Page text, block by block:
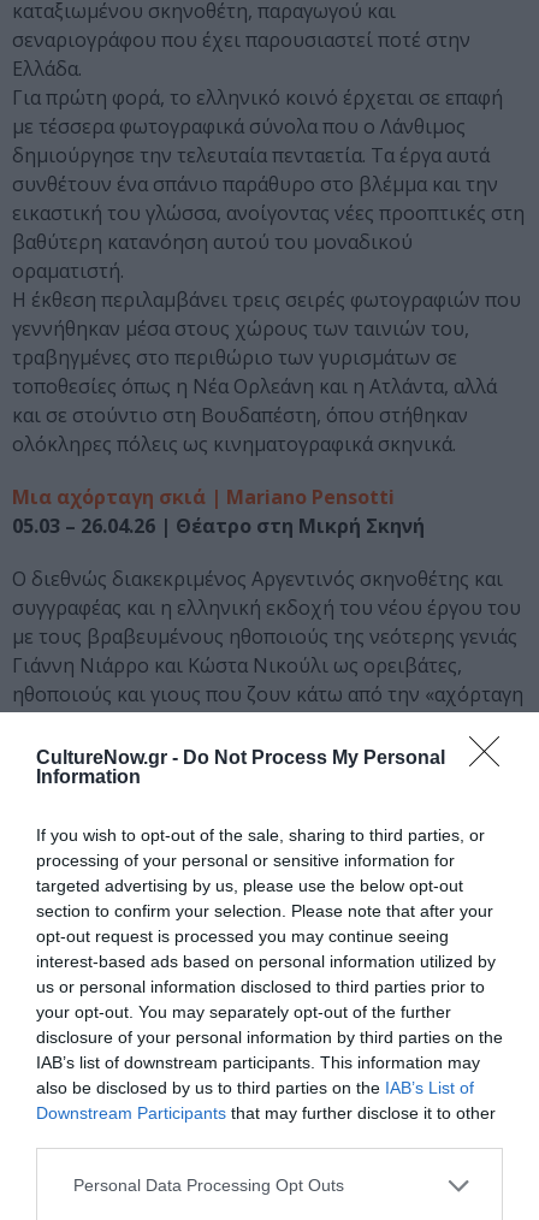
CultureNow.gr - Do Not Process My Personal
Information
If you wish to opt-out of the sale, sharing to third parties, or
processing of your personal or sensitive information for
targeted advertising by us, please use the below opt-out
section to confirm your selection. Please note that after your
opt-out request is processed you may continue seeing
interest-based ads based on personal information utilized by
us or personal information disclosed to third parties prior to
your opt-out. You may separately opt-out of the further
disclosure of your personal information by third parties on the
IAB’s list of downstream participants. This information may
also be disclosed by us to third parties on the IAB’s List of
Downstream Participants that may further disclose it to other
Personal Data Processing Opt Outs
καταξιωμένου σκηνοθέτη, παραγωγού και
σεναριογράφου που έχει παρουσιαστεί ποτέ στην
Ελλάδα.
Για πρώτη φορά, το ελληνικό κοινό έρχεται σε επαφή
με τέσσερα φωτογραφικά σύνολα που ο Λάνθιμος
δημιούργησε την τελευταία πενταετία. Τα έργα αυτά
συνθέτουν ένα σπάνιο παράθυρο στο βλέμμα και την
εικαστική του γλώσσα, ανοίγοντας νέες προοπτικές στη
βαθύτερη κατανόηση αυτού του μοναδικού
οραματιστή.
Η έκθεση περιλαμβάνει τρεις σειρές φωτογραφιών που
γεννήθηκαν μέσα στους χώρους των ταινιών του,
τραβηγμένες στο περιθώριο των γυρισμάτων σε
τοποθεσίες όπως η Νέα Ορλεάνη και η Ατλάντα, αλλά
και σε στούντιο στη Βουδαπέστη, όπου στήθηκαν
ολόκληρες πόλεις ως κινηματογραφικά σκηνικά.
Μια αχόρταγη σκιά | Mariano Pensotti
05.03 – 26.04.26 | Θέατρο στη Μικρή Σκηνή
Ο διεθνώς διακεκριμένος Αργεντινός σκηνοθέτης και
συγγραφέας και η ελληνική εκδοχή του νέου έργου του
με τους βραβευμένους ηθοποιούς της νεότερης γενιάς
Γιάννη Νιάρρο και Κώστα Νικούλι ως ορειβάτες,
ηθοποιούς και γιους που ζουν κάτω από την «αχόρταγη
Μνήμη, ταυτότητα, πατρότητα. Στη Μικρή Σκηνή της
Στέγης.
Πατέρες και γιοι. Ορειβασίες και πτώσεις. Παγόβουνα,
φαντάσματα, η αλήθεια και η κινηματογραφημένη
εκδοχή της, συγκλονιστικές αποκαλύψεις και κωμικές
ανατροπές, με ένα tour de force ντουέτο, τους Γιάννη
Νιάρρο και Κώστα Νικούλι, στην πρώτη τους θεατρική
συνύπαρξη.
Το Μπλουζ του Μικρού Πρίγκιπα | Γιάννης
Αγγελάκας
Σκηνοθετική επιμέλεια: Γιώργος Γούσης
12.03 – 26.04.26 | Μουσική / Θέατρο στην Κεντρική
Σκηνή
Ο κορυφαίος δημιουργός της ελληνικής ροκ σκηνής